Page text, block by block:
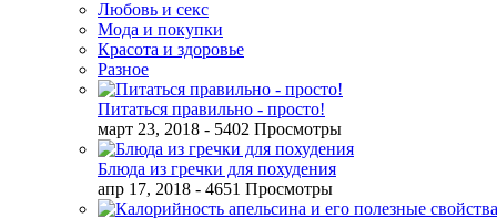
Любовь и секс
Мода и покупки
Красота и здоровье
Разное
Питаться правильно - просто!
март 23, 2018 - 5402 Просмотры
Блюда из гречки для похудения
апр 17, 2018 - 4651 Просмотры